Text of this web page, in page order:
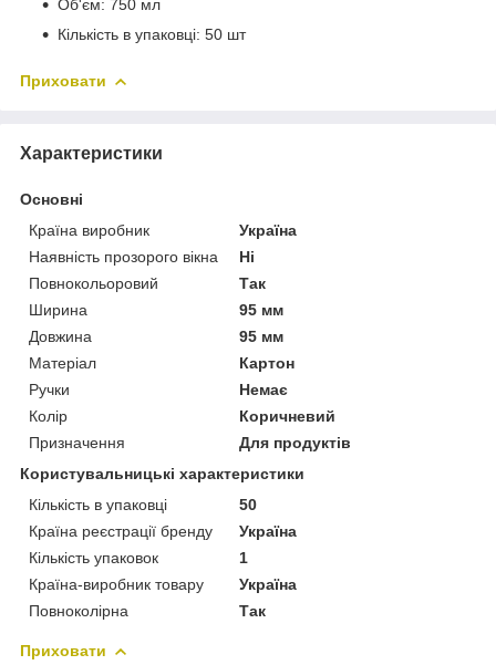
Об'єм: 750 мл
Кількість в упаковці: 50 шт
Приховати
Характеристики
Основні
Країна виробник
Україна
Наявність прозорого вікна
Ні
Повнокольоровий
Так
Ширина
95 мм
Довжина
95 мм
Матеріал
Картон
Ручки
Немає
Колір
Коричневий
Призначення
Для продуктів
Користувальницькі характеристики
Кількість в упаковці
50
Країна реєстрації бренду
Україна
Кількість упаковок
1
Країна-виробник товару
Україна
Повноколірна
Так
Приховати